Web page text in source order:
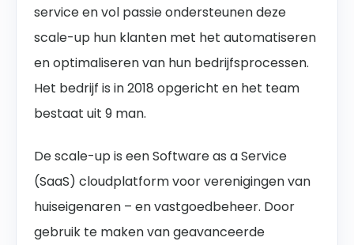
service en vol passie ondersteunen deze
scale-up hun klanten met het automatiseren
en optimaliseren van hun bedrijfsprocessen.
Het bedrijf is in 2018 opgericht en het team
bestaat uit 9 man.
De scale-up is een Software as a Service
(SaaS) cloudplatform voor verenigingen van
huiseigenaren – en vastgoedbeheer. Door
gebruik te maken van geavanceerde